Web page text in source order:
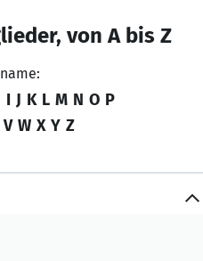
von A bis Z
I J K L M N O P
V W X Y Z